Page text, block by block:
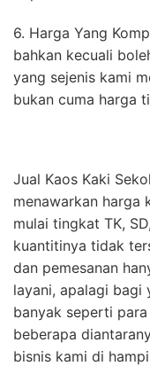
6. Harga Yang
bahkan kecuali
yang sejenis kami
bukan cuma harga
Jual Kaos Kaki
menawarkan harga
mulai tingkat TK,
kuantitinya tidak
dan pemesanan
layani, apalagi bagi
banyak seperti
beberapa
bisnis kami di